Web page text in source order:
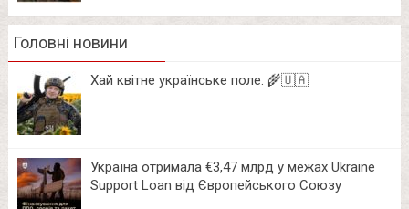
Головні новини
Хай квітне українське поле. 🌾🇺🇦
Україна отримала €3,47 млрд у межах Ukraine
Support Loan від Європейського Союзу